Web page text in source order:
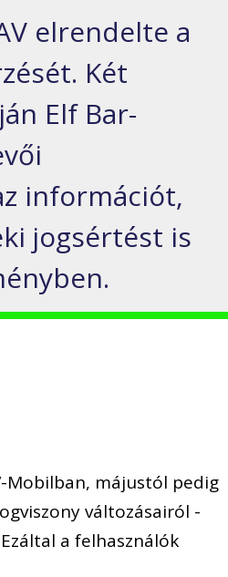
elrendelte a
Két
Elf Bar-
információt,
jogsértést is
Mobilban, májustól pedig
változásairól -
a felhasználók